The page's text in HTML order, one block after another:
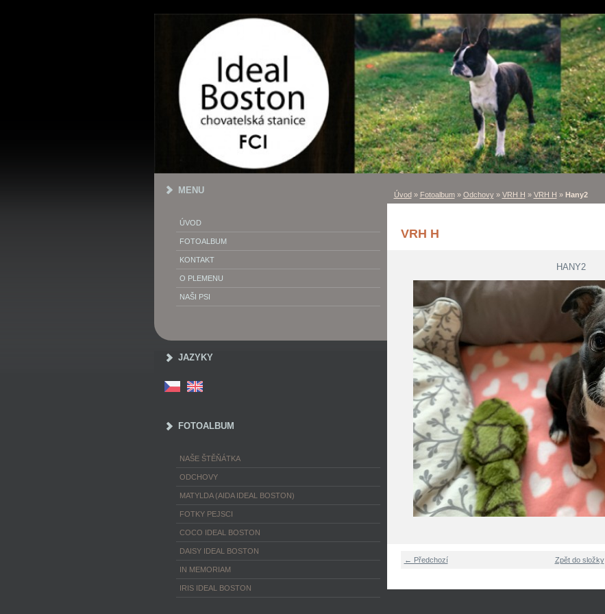
Úvod» Fotoalbum» Odchovy» VRH H » VRH H » Hany2
VRH H
HANY2
← Předchozí Zpět do složky
MENU
ÚVOD
FOTOALBUM
KONTAKT
O PLEMENU
NAŠI PSI
JAZYKY
FOTOALBUM
NAŠE ŠTĚŇÁTKA
ODCHOVY
MATYLDA (AIDA IDEAL BOSTON)
FOTKY PEJSCI
COCO IDEAL BOSTON
DAISY IDEAL BOSTON
IN MEMORIAM
IRIS IDEAL BOSTON